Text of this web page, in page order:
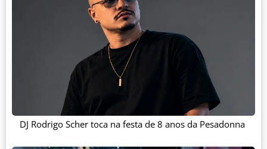
DJ Rodrigo Scher toca na festa de 8 anos da Pesadonna